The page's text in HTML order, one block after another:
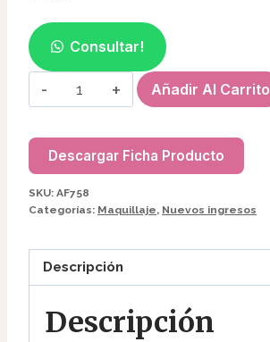
Consultar!
PALETA
DE
+
LABIAL
EN
AF758
5661
Añadir Al Carrito
Descargar Ficha Producto
SKU: AF758
Categorías: Maquillaje, Nuevos ingresos
Descripción
Descripción